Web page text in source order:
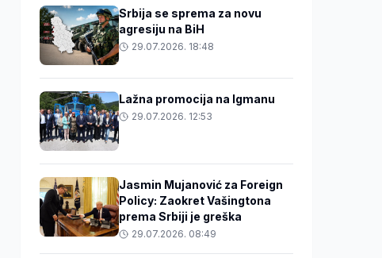
Srbija se sprema za novu
agresiju na BiH
29.07.2026. 18:48
Lažna promocija na Igmanu
29.07.2026. 12:53
Jasmin Mujanović za Foreign
Policy: Zaokret Vašingtona
prema Srbiji je greška
29.07.2026. 08:49